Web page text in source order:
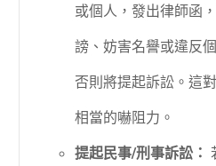
或個人，發出律師函
謗、妨害名譽或違反
否則將提起訴訟。這
相當的嚇阻力。
提起民事/刑事訴訟：